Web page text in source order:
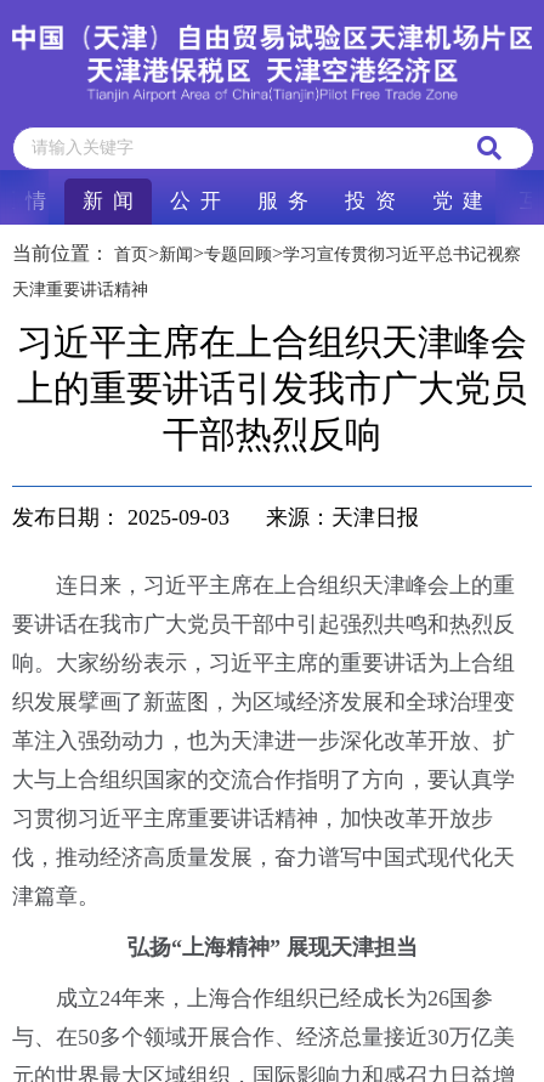
情 新 闻 公 开 服 务 投 资 党 建
当前位置： 首页>新闻>专题回顾>学习宣传贯彻习近平总书记视察
天津重要讲话精神
习近平主席在上合组织天津峰会
上的重要讲话引发我市广大党员
干部热烈反响
发布日期： 2025-09-03 来源：天津日报
连日来，习近平主席在上合组织天津峰会上的重
要讲话在我市广大党员干部中引起强烈共鸣和热烈反
响。大家纷纷表示，习近平主席的重要讲话为上合组
织发展擘画了新蓝图，为区域经济发展和全球治理变
革注入强劲动力，也为天津进一步深化改革开放、扩
大与上合组织国家的交流合作指明了方向，要认真学
习贯彻习近平主席重要讲话精神，加快改革开放步
伐，推动经济高质量发展，奋力谱写中国式现代化天
津篇章。
弘扬“上海精神” 展现天津担当
成立24年来，上海合作组织已经成长为26国参
与、在50多个领域开展合作、经济总量接近30万亿美
元的世界最大区域组织，国际影响力和感召力日益增